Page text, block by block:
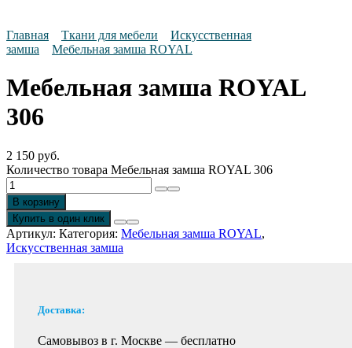
Главная Ткани для мебели
Искусственная
замша
Мебельная замша ROYAL
Мебельная замша ROYAL
306
2 150 руб.
Количество товара Мебельная замша ROYAL 306
В корзину
Купить в один клик
Артикул: Категория: Мебельная замша ROYAL,
Искусственная замша
Доставка:
Самовывоз в г. Москве — бесплатно